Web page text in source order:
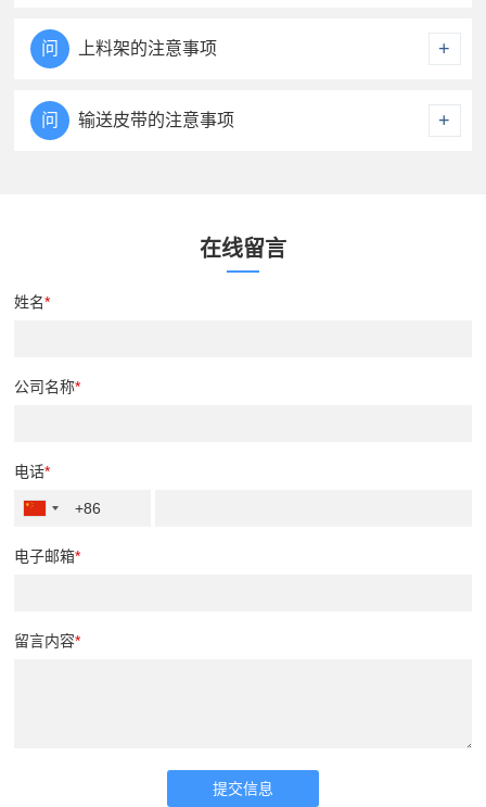
2.更换冲V刀头时，关闭总电源。
3.分子筛少装，勤装。避免在罐子中失效。
问 上料架的注意事项
2.移动时，务必将剩余的铝条抽出。
+
问 输送皮带的注意事项 +
在线留言
姓名*
公司名称*
电话*
+86
电子邮箱*
留言内容*
提交信息